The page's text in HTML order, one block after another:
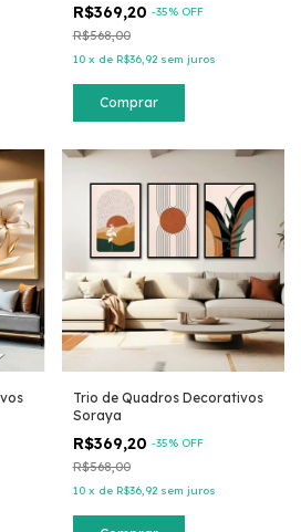
R$369,20 -35% OFF
R$568,00
10 x de R$36,92 sem juros
Comprar
Trio de Quadros Decorativos
Soraya
R$369,20 -35% OFF
R$568,00
10 x de R$36,92 sem juros